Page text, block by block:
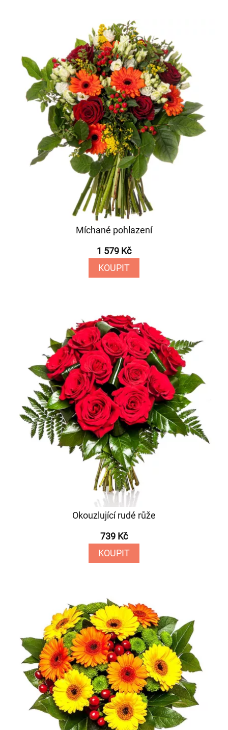
Míchané pohlazení
1 579 Kč
KOUPIT
Okouzlující rudé růže
739 Kč
KOUPIT